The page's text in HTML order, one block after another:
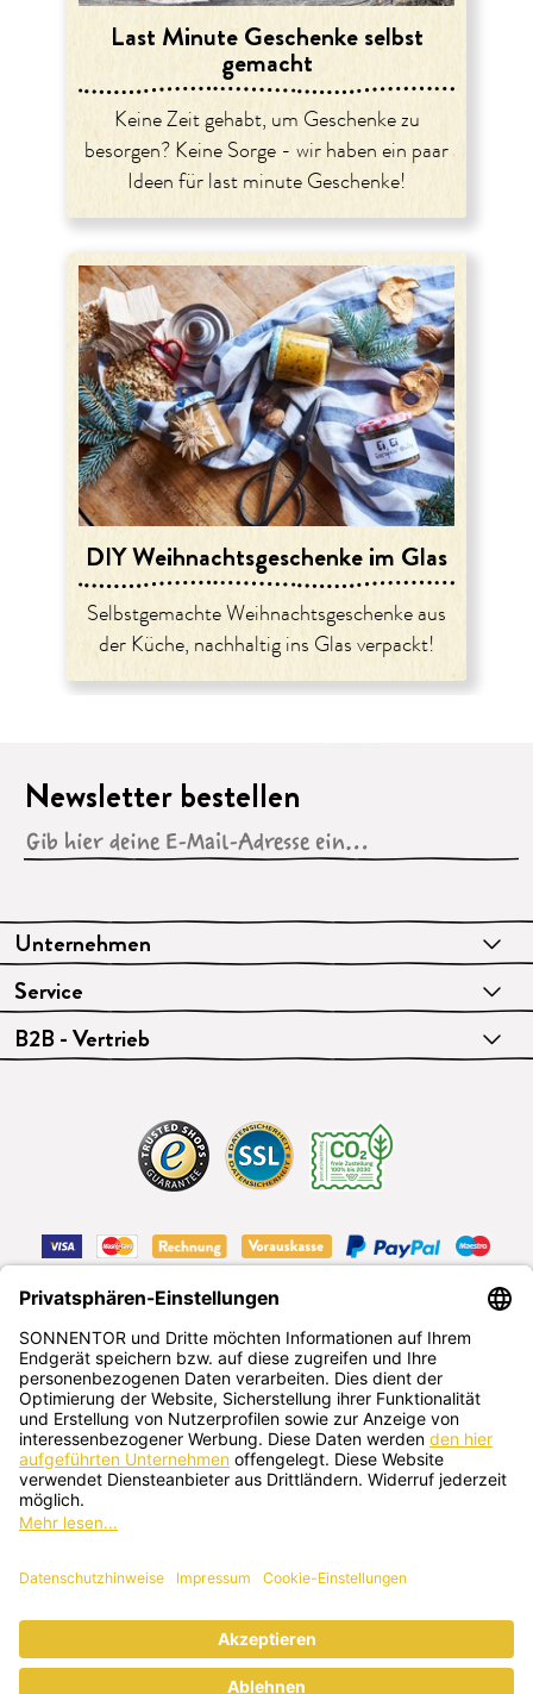
Last Minute Geschenke selbst
gemacht
Keine Zeit gehabt, um Geschenke zu
besorgen? Keine Sorge - wir haben ein paar
Ideen für last minute Geschenke!
DIY Weihnachtsgeschenke im Glas
Selbstgemachte Weihnachtsgeschenke aus
der Küche, nachhaltig ins Glas verpackt!
Unternehmen
Service
B2B - Vertrieb
Newsletter bestellen
Deutsch
SONNENTOR Kräuterhandels GMBH
Sprögnitz 10, 3913 Sprögnitz, Österreich
deine Fragen